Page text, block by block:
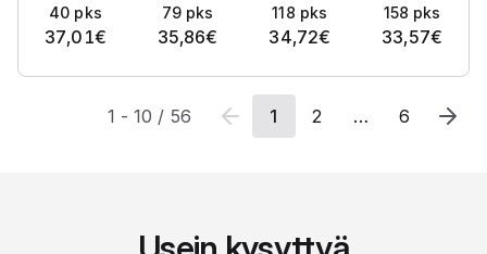
40 pks
37,01€
79 pks
35,86€
118 pks
34,72€
158 pks
33,57€
1 -10 / 56 1 2 … 6